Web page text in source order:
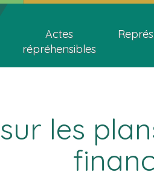
Menu
navigation
Actes
répréhensibles
les